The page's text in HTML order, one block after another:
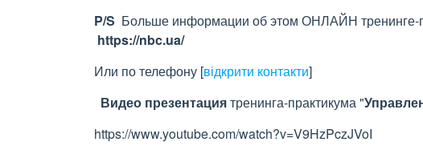
P/S Больше информации об этом ОНЛАЙН тренинге-
https://nbc.ua/
Или по телефону [відкрити контакти]
Видео презентациятренинга-практикума "
https://www.youtube.com/watch?v=V9HzPczJVoI